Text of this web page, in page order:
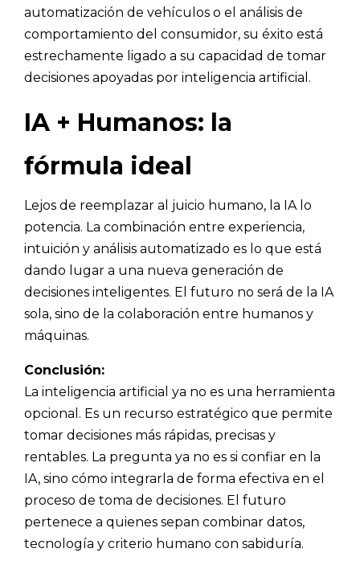
automatización de vehículos o el análisis de
comportamiento del consumidor, su éxito está
estrechamente ligado a su capacidad de tomar
decisiones apoyadas por inteligencia artificial.
IA + Humanos: la
fórmula ideal
Lejos de reemplazar al juicio humano, la IA lo
potencia. La combinación entre experiencia,
intuición y análisis automatizado es lo que está
dando lugar a una nueva generación de
decisiones inteligentes. El futuro no será de la IA
sola, sino de la colaboración entre humanos y
máquinas.
Conclusión:
La inteligencia artificial ya no es una herramienta
opcional. Es un recurso estratégico que permite
tomar decisiones más rápidas, precisas y
rentables. La pregunta ya no es si confiar en la
IA, sino cómo integrarla de forma efectiva en el
proceso de toma de decisiones. El futuro
pertenece a quienes sepan combinar datos,
tecnología y criterio humano con sabiduría.